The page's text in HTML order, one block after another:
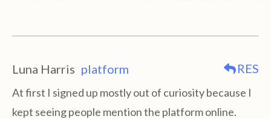
Luna Harris platform RES
At first I signed up mostly out of curiosity because I
kept seeing people mention the platform online.